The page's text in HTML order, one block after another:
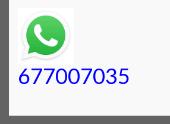
677007035